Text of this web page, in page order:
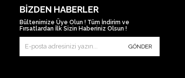
BIZDEN HABERLER
Bültenimize Üye Olun ! Tüm İndirim ve
Fırsatlardan İlk Sizin Haberiniz Olsun !
GÖNDER